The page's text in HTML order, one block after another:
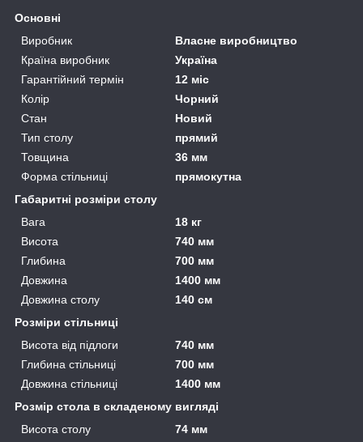
Основні
Виробник
Власне виробництво
Країна виробник
Україна
Гарантійний термін
12 міс
Колір
Чорний
Стан
Новий
Тип столу
прямий
Товщина
36 мм
Форма стільниці
прямокутна
Габаритні розміри столу
Вага
18 кг
Висота
740 мм
Глибина
700 мм
Довжина
1400 мм
Довжина столу
140 см
Розміри стільниці
Висота від підлоги
740 мм
Глибина стільниці
700 мм
Довжина стільниці
1400 мм
Розмір стола в складеному вигляді
Висота столу
74 мм